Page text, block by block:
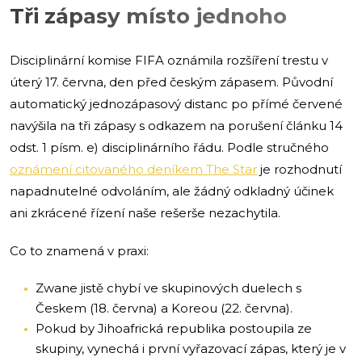
Tři zápasy místo jednoho
Disciplinární komise FIFA oznámila rozšíření trestu v
úterý 17. června, den před českým zápasem. Původní
automatický jednozápasový distanc po přímé červené
navýšila na tři zápasy s odkazem na porušení článku 14
odst. 1 písm. e) disciplinárního řádu. Podle stručného
oznámení citovaného deníkem The Star je rozhodnutí
napadnutelné odvoláním, ale žádný odkladný účinek
ani zkrácené řízení naše rešerše nezachytila.
Co to znamená v praxi:
Zwane jistě chybí ve skupinových duelech s
Českem (18. června) a Koreou (22. června).
Pokud by Jihoafrická republika postoupila ze
skupiny, vynechá i první vyřazovací zápas, který je v